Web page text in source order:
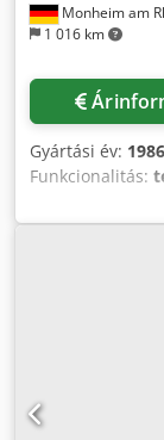
Monheim am
1 016 km
Gyártási év: 1986
Funkcionalitás:
Orsóátmérő:
300 mm
és asztal
842 mm Átjáró
1500 kg
ford/perc Orsó
mm/perc Gép
Kiegészítő
(geometriai
530 - Új